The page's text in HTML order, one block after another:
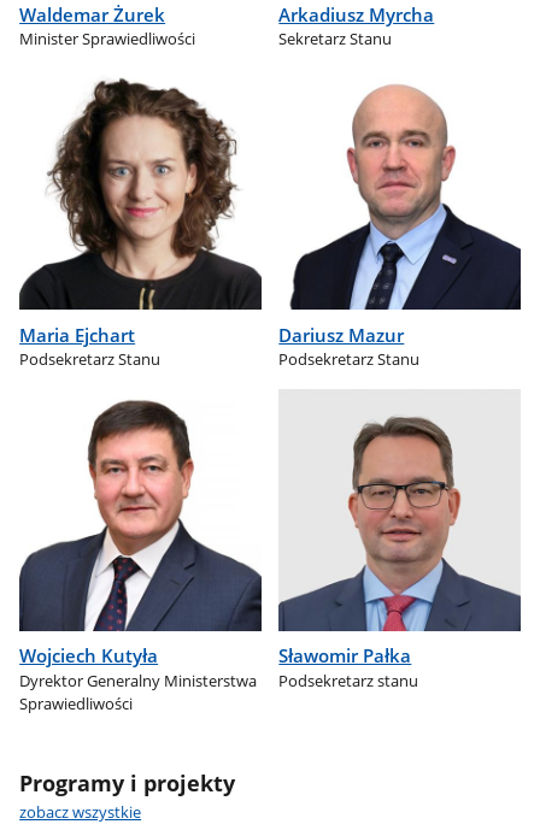
Waldemar Żurek
Minister Sprawiedliwości
Arkadiusz Myrcha
Sekretarz Stanu
Maria Ejchart
Podsekretarz Stanu
Dariusz Mazur
Podsekretarz Stanu
Wojciech Kutyła
Dyrektor Generalny Ministerstwa
Sprawiedliwości
Sławomir Pałka
Podsekretarz stanu
Programy i projekty
zobacz wszystkie